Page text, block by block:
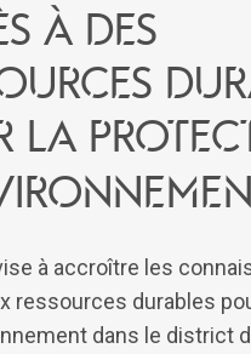
à des
la
à accroître les
ressources durables
dans le district